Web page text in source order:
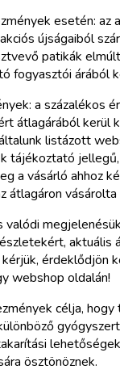
esetén: az
újságaiból
patikák
fogyasztói árából
a százalékos
átlagárából kerül
listázott
tájékoztató
a vásárló ahhoz
átlagáron vásárolta
aktuális
érdeklődjön
webshop oldalán!
célja,
ösztönöznek.